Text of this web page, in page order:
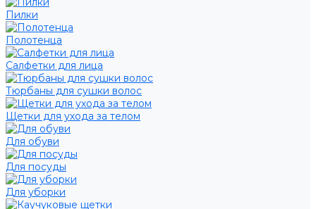
Пилки
Полотенца
Салфетки для лица
Тюрбаны для сушки волос
Щетки для ухода за телом
Для обуви
Для посуды
Для уборки